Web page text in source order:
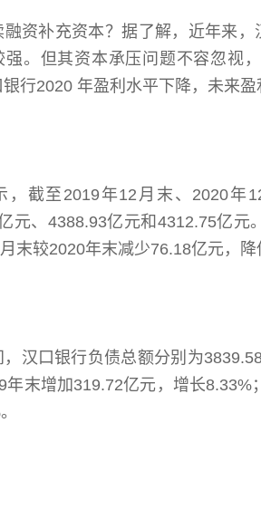
融资补充资本？据了解，近年来
强。但其资本承压问题不容忽视
行2020 年盈利水平下降，未来盈
，截至2019年12月末、2020年
元、4388.93亿元和4312.75亿元
末较2020年末减少76.18亿元，降
，汉口银行负债总额分别为
年末增加319.72亿元，增长